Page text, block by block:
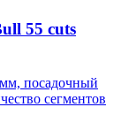
55 cuts
посадочный
сегментов